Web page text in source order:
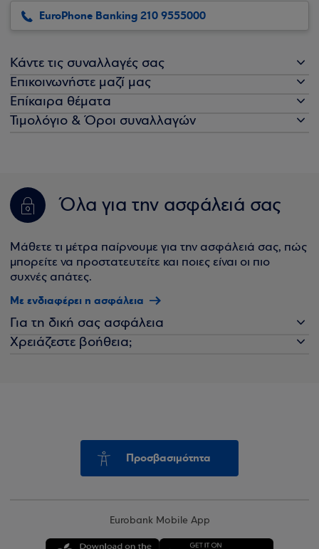
EuroPhone Banking 210 9555000
Κάντε τις συναλλαγές σας
Επικοινωνήστε μαζί μας
Επίκαιρα θέματα
Τιμολόγιο & Όροι συναλλαγών
Όλα για την ασφάλειά σας
Μάθετε τι μέτρα παίρνουμε για την ασφάλειά σας, πώς
μπορείτε να προστατευτείτε και ποιες είναι οι πιο
συχνές απάτες.
Με ενδιαφέρει η ασφάλεια
Για τη δική σας ασφάλεια
Χρειάζεστε βοήθεια;
Προσβασιμότητα
Eurobank Mobile App